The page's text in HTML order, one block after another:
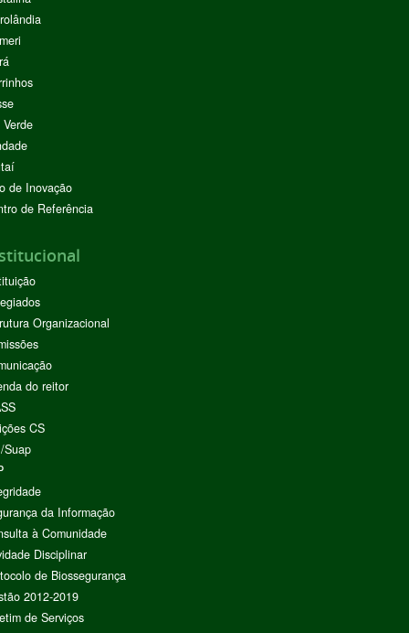
de Inovação
de Referência
Organizacional
do reitor
CS
Suap
da Informação
à Comunidade
Disciplinar
de Biossegurança
2012-2019
de Serviços